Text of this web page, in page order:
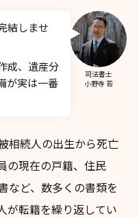
結しませ
成、遺産分
が実は一番
司法書士
小野寺 若
相続人の出生から死亡
の現在の戸籍、住民
など、数多くの書類を
が転籍を繰り返してい